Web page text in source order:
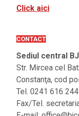
Click aici
CONTACT
Sediul central
Str. Mircea cel
Constanţa, cod
Tel. 0241 616 244
Fax/Tel.